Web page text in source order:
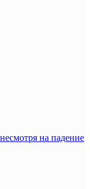
на падение